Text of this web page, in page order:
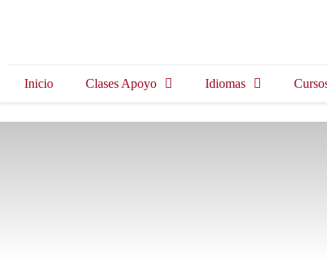
Inicio Clases Apoyo Idiomas